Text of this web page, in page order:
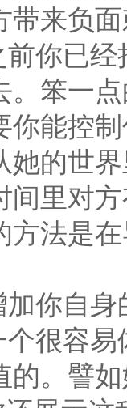
带来负
你已
。笨一
你能控
她的世
间里对
方法是
你自
很容
的。譬